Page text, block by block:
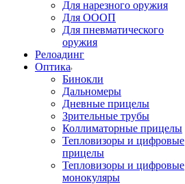
Для нарезного оружия
Для ОООП
Для пневматического
оружия
Релоадинг
Оптика
Бинокли
Дальномеры
Дневные прицелы
Зрительные трубы
Коллиматорные прицелы
Тепловизоры и цифровые
прицелы
Тепловизоры и цифровые
монокуляры